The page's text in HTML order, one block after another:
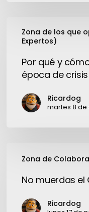
Zona de los que
Expertos)
cómo
comprar
crisis
Por qué y
época de crisis
Ricardog
martes 8
Zona de
muerdas
Google,No muerdas el
Ricardog